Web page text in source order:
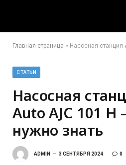
Главная страница » Насосная станция
СТАТЬИ
Насосная
Auto AJC 101 H
нужно знать
ADMIN 3 СЕНТЯБРЯ 2024 0